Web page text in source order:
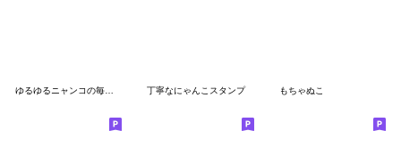
ゆるゆるニャンコの毎日使えるメッセージ 丁寧なにゃんこスタンプ もちゃぬこ